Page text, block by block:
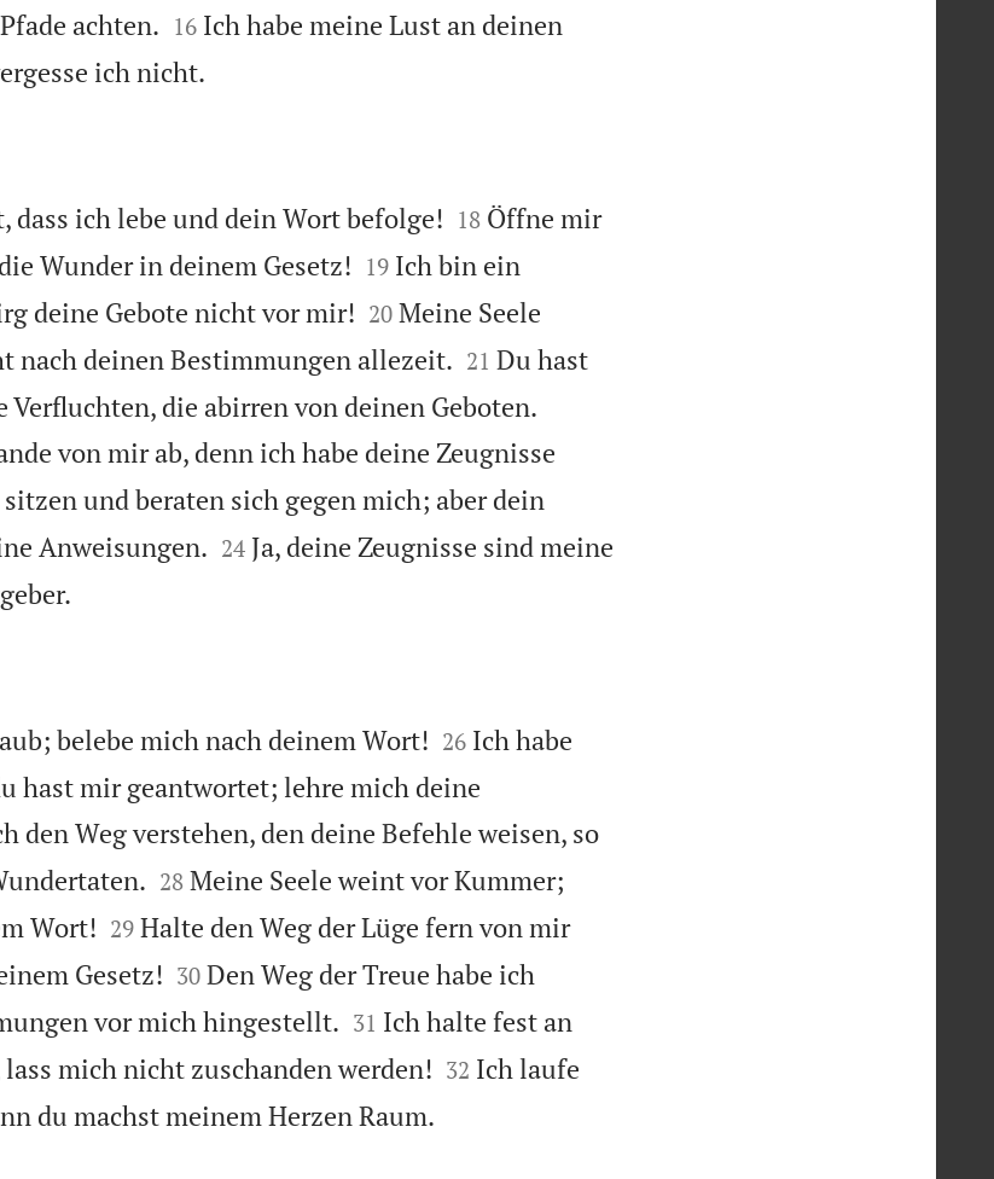
achten.
16 Ich habe meine Lust an deinen
ich nicht.
dass ich lebe und dein Wort befolge!
18 Öffne mir
Wunder in deinem Gesetz!
19 Ich bin ein
deine Gebote nicht vor mir!
20 Meine Seele
nach deinen Bestimmungen allezeit.
21 Du hast
Verfluchten, die abirren von deinen Geboten.
von mir ab, denn ich habe deine Zeugnisse
und beraten sich gegen mich; aber dein
Anweisungen.
24 Ja, deine Zeugnisse sind meine

belebe mich nach deinem Wort!
26 Ich habe
hast mir geantwortet; lehre mich deine
den Weg verstehen, den deine Befehle weisen, so

28 Meine Seele weint vor Kummer;
Wort!
29 Halte den Weg der Lüge fern von mir
Gesetz!
30 Den Weg der Treue habe ich
vor mich hingestellt.
31 Ich halte fest an
mich nicht zuschanden werden!
32 Ich laufe
du machst meinem Herzen Raum.